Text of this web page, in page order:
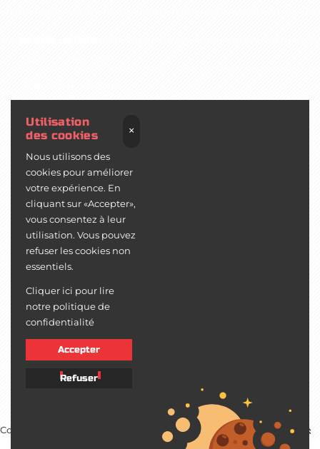
Utilisation
des cookies
×
Nous utilisons des
cookies pour améliorer
votre expérience. En
cliquant sur «Accepter»,
vous consentez à leur
utilisation. Vous pouvez
refuser les cookies non
essentiels.
Cliquer ici pour lire
notre politique de
confidentialité
Accepter
Refuser
Fabricant de volets
Export menuiserie
Devis personnalisé
Mentions légales
Menuiserie aluminium et PVC
Contact
35 rue de l'Avenir, 95210 Saint-Gratien
06 62 52 06 52
Copyright 2025 © Défiler vers le haut